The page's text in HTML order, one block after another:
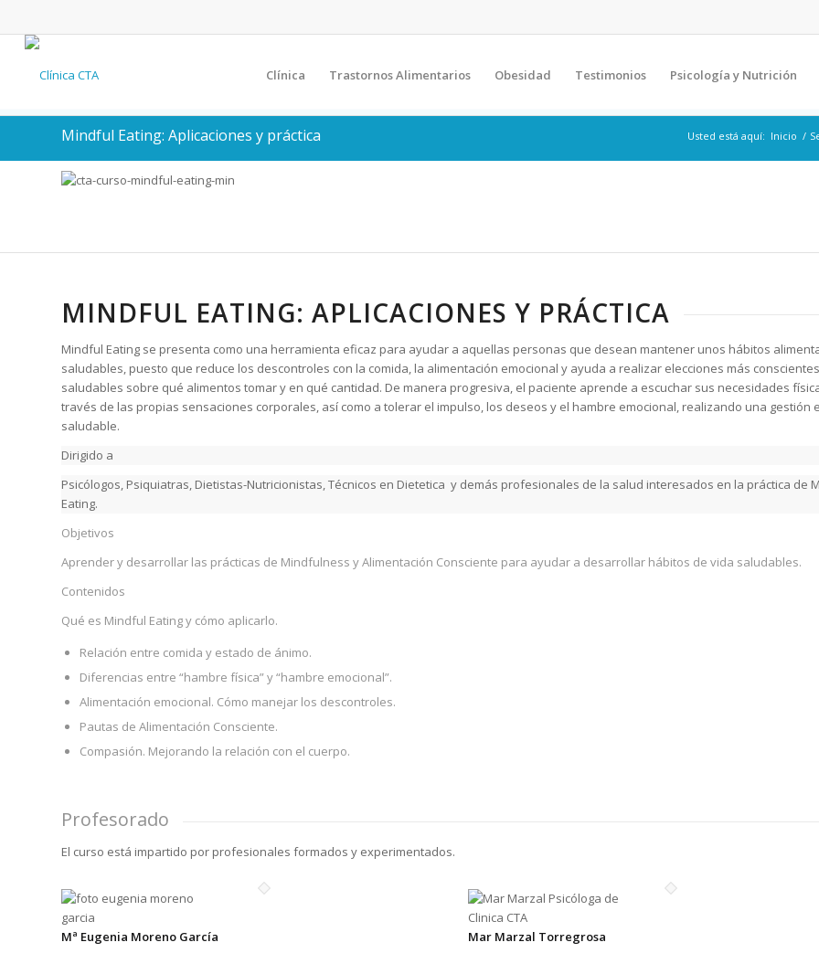
Clínica Trastornos Alimentarios Obesidad Testimonios Psicología y Nutrición
Mindful Eating: Aplicaciones y práctica Usted está aquí: Inicio /
MINDFUL EATING: APLICACIONES Y PRÁCTICA
Mindful Eating se presenta como una herramienta eficaz para ayudar a aquellas personas que desean mantener unos hábitos
saludables, puesto que reduce los descontroles con la comida, la alimentación emocional y ayuda a realizar elecciones más
saludables sobre qué alimentos tomar y en qué cantidad. De manera progresiva, el paciente aprende a escuchar sus necesidades
través de las propias sensaciones corporales, así como a tolerar el impulso, los deseos y el hambre emocional, realizando una gestión
saludable.
Dirigido a
Psicólogos, Psiquiatras, Dietistas-Nutricionistas, Técnicos en Dietetica y demás profesionales de la salud interesados en la práctica de
Eating.
Objetivos
Aprender y desarrollar las prácticas de Mindfulness y Alimentación Consciente para ayudar a desarrollar hábitos de vida saludables.
Contenidos
Qué es Mindful Eating y cómo aplicarlo.
Relación entre comida y estado de ánimo.
Diferencias entre “hambre física” y “hambre emocional”.
Alimentación emocional. Cómo manejar los descontroles.
Pautas de Alimentación Consciente.
Compasión. Mejorando la relación con el cuerpo.
Profesorado
El curso está impartido por profesionales formados y experimentados.
Mª Eugenia Moreno García
Mar Marzal Torregrosa